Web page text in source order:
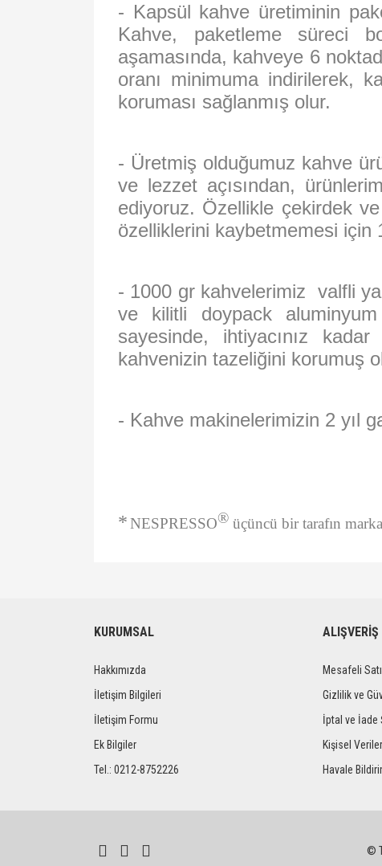
- Kapsül kahve üretiminin
Kahve, paketleme süreci
aşamasında, kahveye 6
oranı minimuma indirilerek,
koruması sağlanmış olur.
- Üretmiş olduğumuz kahve
ve lezzet açısından,
ediyoruz. Özellikle çekirdek
özelliklerini kaybetmemesi için
- 1000 gr kahvelerimiz valfli
ve kilitli doypack
sayesinde, ihtiyacınız
kahvenizin tazeliğini korumuş
- Kahve makinelerimizin 2 yıl
*NESPRESSO® üçüncü bir tarafın
Ürün resmi kalitesiz, bozuk veya görüntülenemiyor.
Ürün fiyatı diğer sitelerden daha pahalı.
Bu ürüne benzer farklı alternatifler olmalı.
KURUMSAL
Hakkımızda
İletişim Bilgileri
İletişim Formu
Ek Bilgiler
Tel.: 0212-8752226
ALIŞVERİŞ
Mesafeli
Gizlilik ve
İptal ve İade
Kişisel
Havale
©